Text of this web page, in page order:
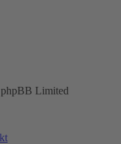
Limited